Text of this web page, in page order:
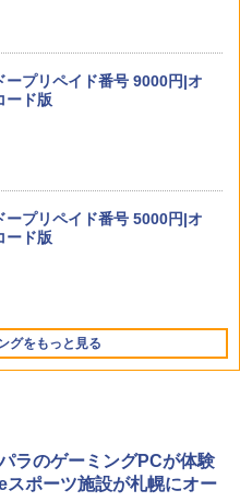
デル用 スリムケース 持ち運
グケース 耐衝撃 薄型 ハード
ムカード12枚収納 アクセサ
2 専用スマートポーチ
ュウ（走る姿）
1位】inklink公式 Switch / Sw
ローラー 最新モデル 最新フ
ー スイッチ2 スイッチ Switc
ーラー ワイヤレスコントロー
能 ワイヤレス switch2コン
コントローラー
、プレイ開始日：2026年11
回購入封入特典】ヴィンテ
of the Sword 通常版 [PS5
裏でヤニ吸うふたり Vol.3【B
主 ]
ープリペイド番号 9000円|オ
ード版
ープリペイド番号 5000円|オ
ード版
グをもっと見る
5 デジタル・エディション
Console Language: Japan
2200B01)
Xbox ワイヤレス コントロー
C® ケーブル
の刃」無限城編 第一章 猗
常版 [Blu-ray]
ラのゲーミングPCが体験
スポーツ施設が札幌にオー